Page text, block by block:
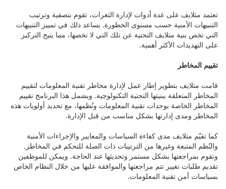
تعتمد متلايف على عدة أدوات لإدارة الثغرات، تقوم بتصفية وترتيب
التنبيهات الأمنية حسب مستوى الخطورة. يساعد ذلك في تمييز التنبيهات
التي تخص بنية متلايف التحتية عن تلك التي لا تخصها، مما يتيح التركيز
على التهديدات الأكثر أهمية.
تقييم المخاطر
قامت متلايف بتطوير إطار عمل لإدارة مخاطر تقنية المعلومات لتقييم
المخاطر المتعلقة ببنيتها التحتية التكنولوجية. ويشمل هذا البرنامج تقييم
المخاطر الخاصة بوحدات تقنية المعلومات ونُظمها، مع تحديد أولويات هذه
المخاطر ومدى إدارتها بشكل مناسب من قبل الإدارة.
كما تقيّم متلايف مدى كفاءة السياسات والمعايير والإجراءات الأمنية
والنُظم المتبعة وغيرها من الترتيبات ذات الصلة للتحكم في المخاطر.
وتقوم بمراجعتها بشكل مستمر وتحديثها عند الحاجة. ويمكن للموظفين
تقديم طلبات تغيير تتم مراجعتها والموافقة عليها من خلال النظام الخاص
بسياسات أمن تقنية المعلومات.